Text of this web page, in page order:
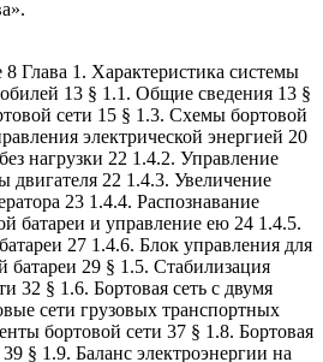
Глава 1. Характеристика системы
13 § 1.1. Общие сведения 13 §
сети 15 § 1.3. Схемы бортовой
электрической энергией 20
нагрузки 22 1.4.2. Управление
двигателя 22 1.4.3. Увеличение
23 1.4.4. Распознавание
батареи и управление ею 24 1.4.5.
27 1.4.6. Блок управления для
батареи 29 § 1.5. Стабилизация
32 § 1.6. Бортовая сеть с двумя
сети грузовых транспортных
бортовой сети 37 § 1.8. Бортовая
§ 1.9. Баланс электроэнергии на